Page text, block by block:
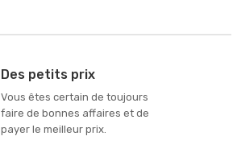
Des petits prix
Vous êtes certain de toujours
faire de bonnes affaires et de
payer le meilleur prix.